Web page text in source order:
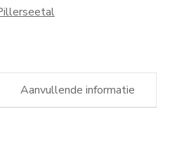
Aanvullende informatie